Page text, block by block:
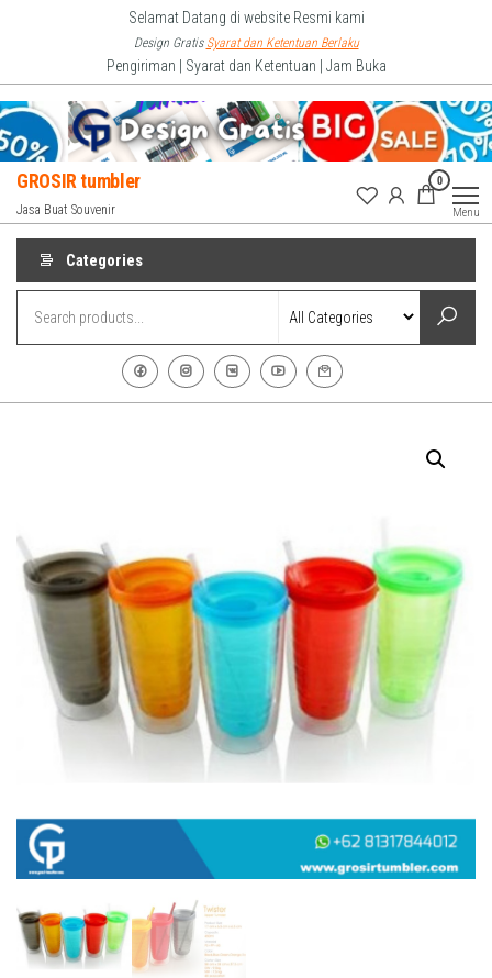
content
Selamat Datang di website Resmi kami
Design Gratis Syarat dan Ketentuan Berlaku
Pengiriman | Syarat dan Ketentuan | Jam Buka
GROSIR tumbler
Jasa Buat Souvenir
0
Menu
Categories